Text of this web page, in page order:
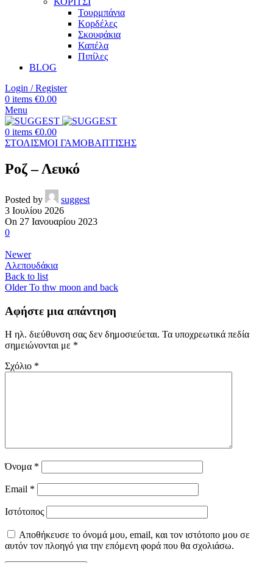
Τουρμπάνια
Κορδέλες
Σκουφάκια
Καπέλα
Πιπίλες
BLOG
Login / Register
0 items €0.00
Menu
0 items €0.00
ΣΤΟΛΙΣΜΟΙ ΓΑΜΟΒΑΠΤΙΣΗΣ
Ροζ – Λευκό
Posted by
suggest
3 Ιουλίου 2026
On 27 Ιανουαρίου 2023
0
Newer
Αλεπουδάκια
Back to list
Older To thw moon and back
Αφήστε μια απάντηση
Η ηλ. διεύθυνση σας δεν δημοσιεύεται. Τα υποχρεωτικά πεδία
σημειώνονται με *
Σχόλιο *
Όνομα *
Email *
Ιστότοπος
Αποθήκευσε το όνομά μου, email, και τον ιστότοπο μου σε
αυτόν τον πλοηγό για την επόμενη φορά που θα σχολιάσω.